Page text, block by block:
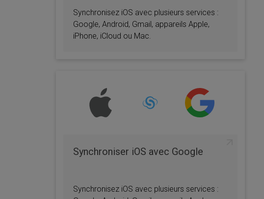
Synchronisez iOS avec plusieurs services :
Google, Android, Gmail, appareils Apple,
iPhone, iCloud ou Mac.
Synchroniser iOS avec Google
Synchronisez iOS avec plusieurs services :